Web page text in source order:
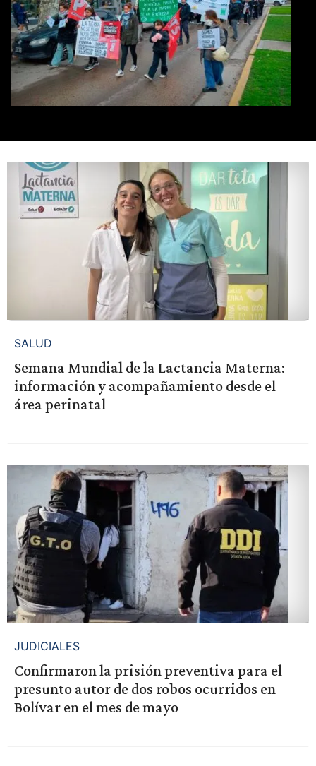
SALUD
Semana Mundial de la Lactancia Materna:
información y acompañamiento desde el
área perinatal
JUDICIALES
Confirmaron la prisión preventiva para el
presunto autor de dos robos ocurridos en
Bolívar en el mes de mayo